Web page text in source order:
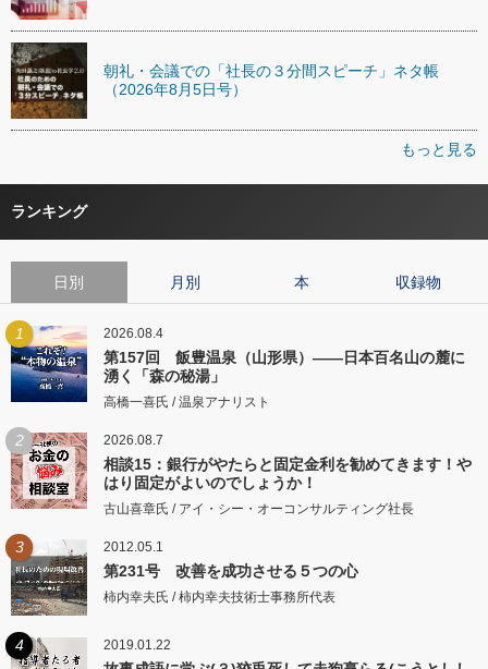
朝礼・会議での「社長の３分間スピーチ」ネタ帳
（2026年8月5日号）
もっと見る
ランキング
日別 月別 本 収録物
1 2026.08.4
第157回 飯豊温泉（山形県）――日本百名山の麓に
湧く「森の秘湯」
高橋一喜氏 / 温泉アナリスト
2 2026.08.7
相談15：銀行がやたらと固定金利を勧めてきます！や
はり固定がよいのでしょうか！
古山喜章氏 / アイ・シー・オーコンサルティング社長
3 2012.05.1
第231号 改善を成功させる５つの心
柿内幸夫氏 / 柿内幸夫技術士事務所代表
4 2019.01.22